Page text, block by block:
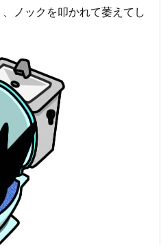
ノックを叩かれて萎えてし